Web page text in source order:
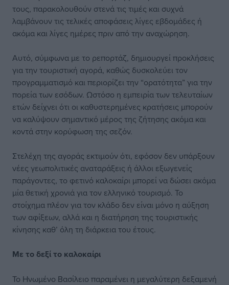
τους, παρακολουθούν στενά τις τιμές και συχνά
λαμβάνουν τις τελικές αποφάσεις λίγες εβδομάδες ή
ακόμα και λίγες ημέρες πριν από την αναχώρηση.
Αυτό, σύμφωνα με το ρεπορτάζ, δημιουργεί προκλήσεις
για την τουριστική αγορά, καθώς δυσκολεύει τον
προγραμματισμό και περιορίζει την “ορατότητα” για την
πορεία των εσόδων. Ωστόσο η εμπειρία των τελευταίων
ετών δείχνει ότι οι καθυστερημένες κρατήσεις μπορούν
να καλύψουν σημαντικό μέρος της ζήτησης ακόμα και
κοντά στην κορύφωση της σεζόν.
Στελέχη της αγοράς εκτιμούν ότι, εφόσον δεν υπάρξουν
νέες γεωπολιτικές αναταράξεις ή άλλοι εξωγενείς
παράγοντες, το φετινό καλοκαίρι μπορεί να δώσει ακόμα
μία θετική χρονιά για τον ελληνικό τουρισμό. Το
στοίχημα πλέον για τον κλάδο δεν είναι μόνο η αύξηση
των αφίξεων, αλλά και η διατήρηση της τουριστικής
κίνησης καθ’ όλη τη διάρκεια του έτους.
Με το δεξί το καλοκαίρι
Το Ηνωμένο Βασίλειο παραμένει η μεγαλύτερη δεξαμενή